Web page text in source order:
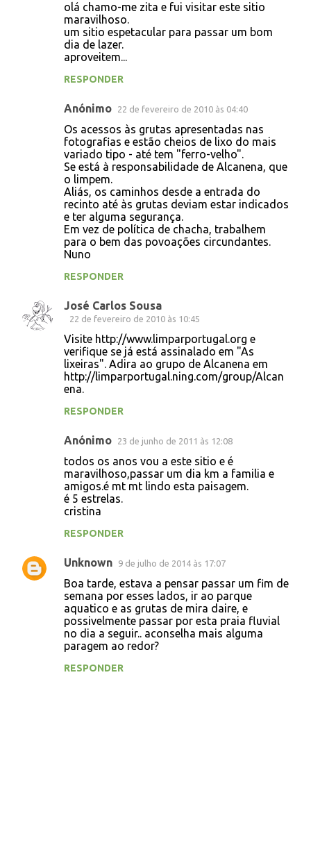
olá chamo-me zita e fui visitar este sitio
maravilhoso.
um sitio espetacular para passar um bom
dia de lazer.
aproveitem...
RESPONDER
Anónimo 22 de fevereiro de 2010 às 04:40
Os acessos às grutas apresentadas nas
fotografias e estão cheios de lixo do mais
variado tipo - até tem "ferro-velho".
Se está à responsabilidade de Alcanena, que
o limpem.
Aliás, os caminhos desde a entrada do
recinto até às grutas deviam estar indicados
e ter alguma segurança.
Em vez de política de chacha, trabalhem
para o bem das povoações circundantes.
Nuno
RESPONDER
José Carlos Sousa
22 de fevereiro de 2010 às 10:45
Visite http://www.limparportugal.org e
verifique se já está assinalado em "As
lixeiras". Adira ao grupo de Alcanena em
http://limparportugal.ning.com/group/Alcan
ena.
RESPONDER
Anónimo 23 de junho de 2011 às 12:08
todos os anos vou a este sitio e é
maravilhoso,passar um dia km a familia e
amigos.é mt mt lindo esta paisagem.
é 5 estrelas.
cristina
RESPONDER
Unknown 9 de julho de 2014 às 17:07
Boa tarde, estava a pensar passar um fim de
semana por esses lados, ir ao parque
aquatico e as grutas de mira daire, e
possivelmente passar por esta praia fluvial
no dia a seguir.. aconselha mais alguma
paragem ao redor?
RESPONDER